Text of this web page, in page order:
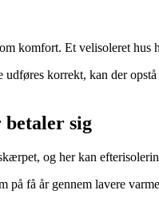
komfort. Et velisoleret
korrekt, kan der
sig
og her kan
på få år gennem lavere